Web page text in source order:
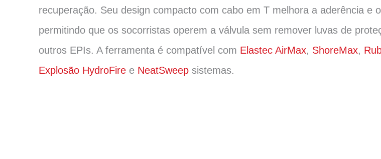
recuperação. Seu design compacto com cabo em T melhora a aderência e
permitindo que os socorristas operem a válvula sem remover luvas de
outros EPIs. A ferramenta é compatível com Elastec AirMax, ShoreMax,
Explosão HydroFire e NeatSweep sistemas.